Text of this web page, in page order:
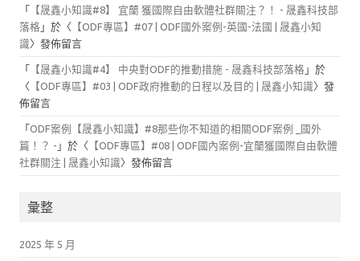
「 【晟鑫小知識#8】 宜蘭 獲國際自由軟體社群關注？！ - 晟鑫科技部
落格 」於〈 【ODF專區】#07 | ODF國外案例-英國-法國 | 晟鑫小知
識〉發佈留言
「 【晟鑫小知識#4】 中央對ODF的推動措施 - 晟鑫科技部落格 」於
〈 【ODF專區】#03 | ODF政府推動的日程以及目的 | 晟鑫小知識〉發
佈留言
「ODF案例【晟鑫小知識】#8那些你不知道的相關ODF案例 _國外
篇！？ - 」於〈 【ODF專區】#08 | ODF國內案例-宜蘭獲國際自由軟體
社群關注 | 晟鑫小知識〉發佈留言
彙整
2025 年 5 月